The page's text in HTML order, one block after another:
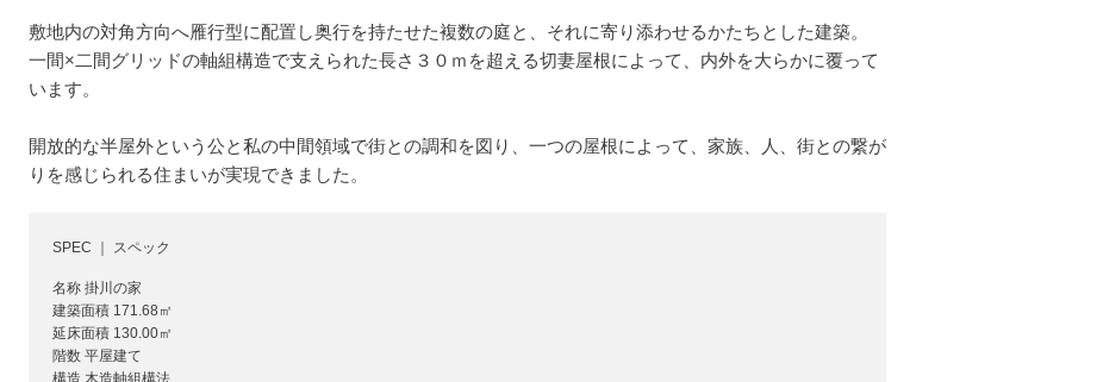
敷地内の対角方向へ雁行型に配置し奥行を持たせた複数の庭と、それに寄り添わせるかたちとした建築。
一間×二間グリッドの軸組構造で支えられた長さ３０ｍを超える切妻屋根によって、内外を大らかに覆って
います。
開放的な半屋外という公と私の中間領域で街との調和を図り、一つの屋根によって、家族、人、街との繋が
りを感じられる住まいが実現できました。
SPEC ｜ スペック
名称 掛川の家
建築面積 171.68㎡
延床面積 130.00㎡
階数 平屋建て
構造 木造軸組構法